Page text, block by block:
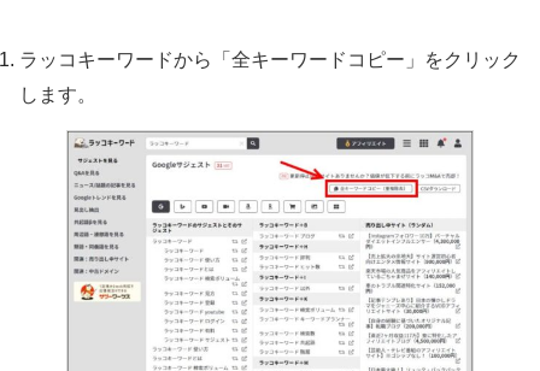
ラッコキーワードから「全キーワードコピー」をクリック
します。